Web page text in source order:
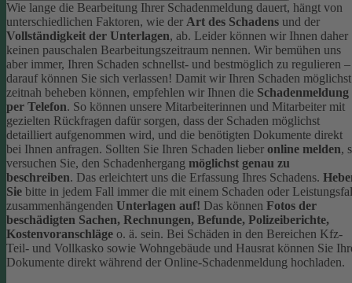
Wie lange die Bearbeitung Ihrer Schadenmeldung dauert, hängt von
unterschiedlichen Faktoren, wie der Art des Schadens und der
Vollständigkeit der Unterlagen, ab. Leider können wir Ihnen daher
keinen pauschalen Bearbeitungszeitraum nennen. Wir bemühen uns
aber immer, Ihren Schaden schnellst- und bestmöglich zu regulieren –
darauf können Sie sich verlassen! Damit wir Ihren Schaden möglichst
zeitnah beheben können, empfehlen wir Ihnen die Schadenmeldung
per Telefon. So können unsere Mitarbeiterinnen und Mitarbeiter mit
gezielten Rückfragen dafür sorgen, dass der Schaden möglichst
detailliert aufgenommen wird, und die benötigten Dokumente direkt
bei Ihnen anfragen. Sollten Sie Ihren Schaden lieber online melden,
versuchen Sie, den Schadenhergang möglichst genau zu
beschreiben. Das erleichtert uns die Erfassung Ihres Schadens.
Sie bitte in jedem Fall immer die mit einem Schaden oder
zusammenhängenden Unterlagen auf! Das können Fotos der
beschädigten Sachen, Rechnungen, Befunde, Polizeiberichte,
Kostenvoranschläge o. ä. sein. Bei Schäden in den Bereichen Kfz-
Teil- und Vollkasko sowie Wohngebäude und Hausrat können Sie
Dokumente direkt während der Online-Schadenmeldung hochladen.